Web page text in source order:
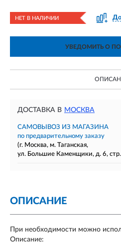
НЕТ В НАЛИЧИИ
УВЕДОМИТЬ О
ДОСТАВКА В МОСКВА
САМОВЫВОЗ ИЗ МАГАЗИНА
по предварительному заказу
(г. Москва, м. Таганская,
ул. Большие Каменщики, д. 6,
ОПИСАНИЕ
При необходимости можно
Описание: